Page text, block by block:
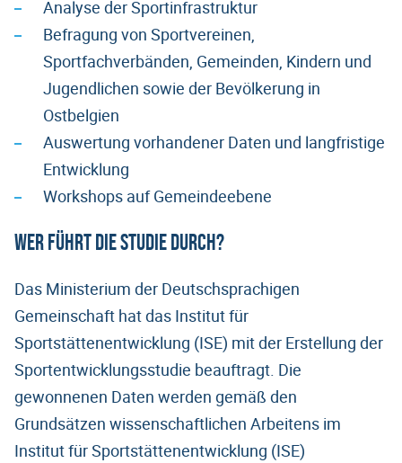
Analyse der Sportinfrastruktur
Befragung von Sportvereinen,
Sportfachverbänden, Gemeinden, Kindern und
Jugendlichen sowie der Bevölkerung in
Ostbelgien
Auswertung vorhandener Daten und langfristige
Entwicklung
Workshops auf Gemeindeebene
Wer führt die Studie durch?
Das Ministerium der Deutschsprachigen
Gemeinschaft hat das Institut für
Sportstättenentwicklung (ISE) mit der Erstellung der
Sportentwicklungsstudie beauftragt. Die
gewonnenen Daten werden gemäß den
Grundsätzen wissenschaftlichen Arbeitens im
Institut für Sportstättenentwicklung (ISE)